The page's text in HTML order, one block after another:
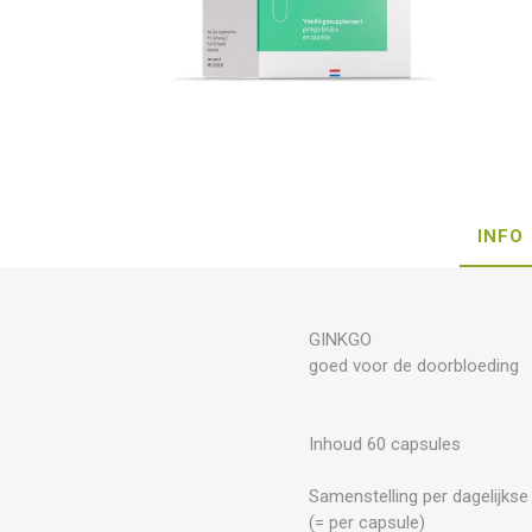
INFO
GINKGO
goed voor de doorbloeding
Inhoud 60 capsules
Samenstelling per
(= per capsule)